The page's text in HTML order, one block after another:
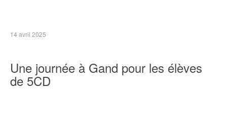
14 avril 2025
Une journée à Gand pour les élèves
de 5CD